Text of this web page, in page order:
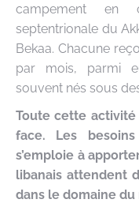
campement en
septentrionale du
Bekaa. Chacune
par mois, parmi
souvent nés sous
Toute cette
face. Les
s’emploie à
libanais attendent
dans le domaine